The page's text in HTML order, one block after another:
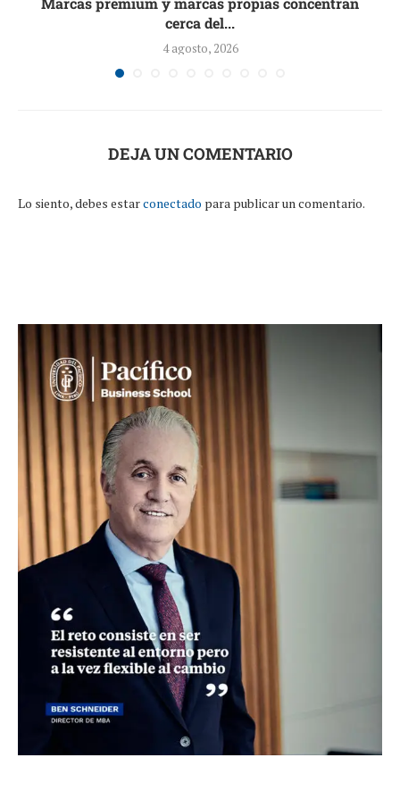
cerca del...
4 agosto, 2026
DEJA UN COMENTARIO
Lo siento, debes estarconectado para publicar un comentario.